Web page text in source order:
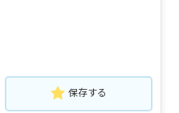
保存する